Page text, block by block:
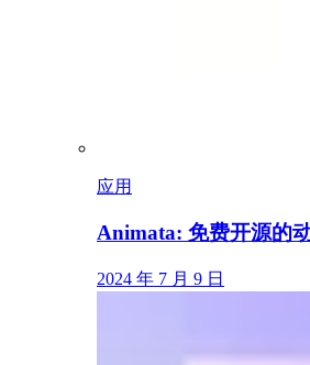
应用
Animata: 免费开源的
2024 年 7 月 9 日